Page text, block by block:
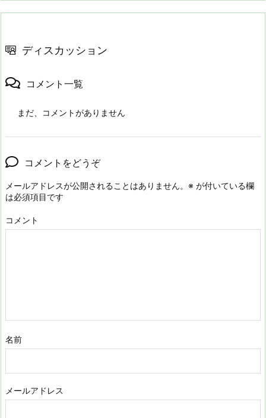
ディスカッション
コメント一覧
まだ、コメントがありません
コメントをどうぞ
メールアドレスが公開されることはありません。 ※ が付いている欄
は必須項目です
コメント
名前
メールアドレス